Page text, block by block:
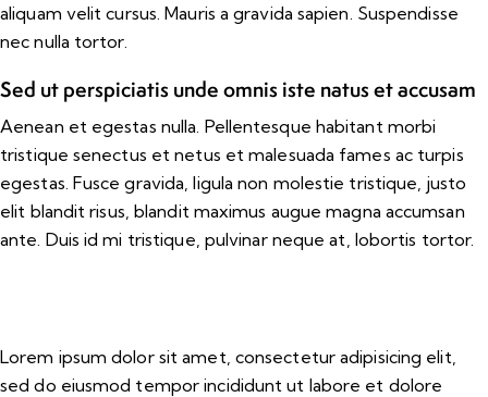
aliquam velit cursus. Mauris a gravida sapien. Suspendisse
nec nulla tortor.
Sed ut perspiciatis unde omnis iste natus et accusam
Aenean et egestas nulla. Pellentesque habitant morbi
tristique senectus et netus et malesuada fames ac turpis
egestas. Fusce gravida, ligula non molestie tristique, justo
elit blandit risus, blandit maximus augue magna accumsan
ante. Duis id mi tristique, pulvinar neque at, lobortis tortor.
Lorem ipsum dolor sit amet, consectetur adipisicing elit,
sed do eiusmod tempor incididunt ut labore et dolore